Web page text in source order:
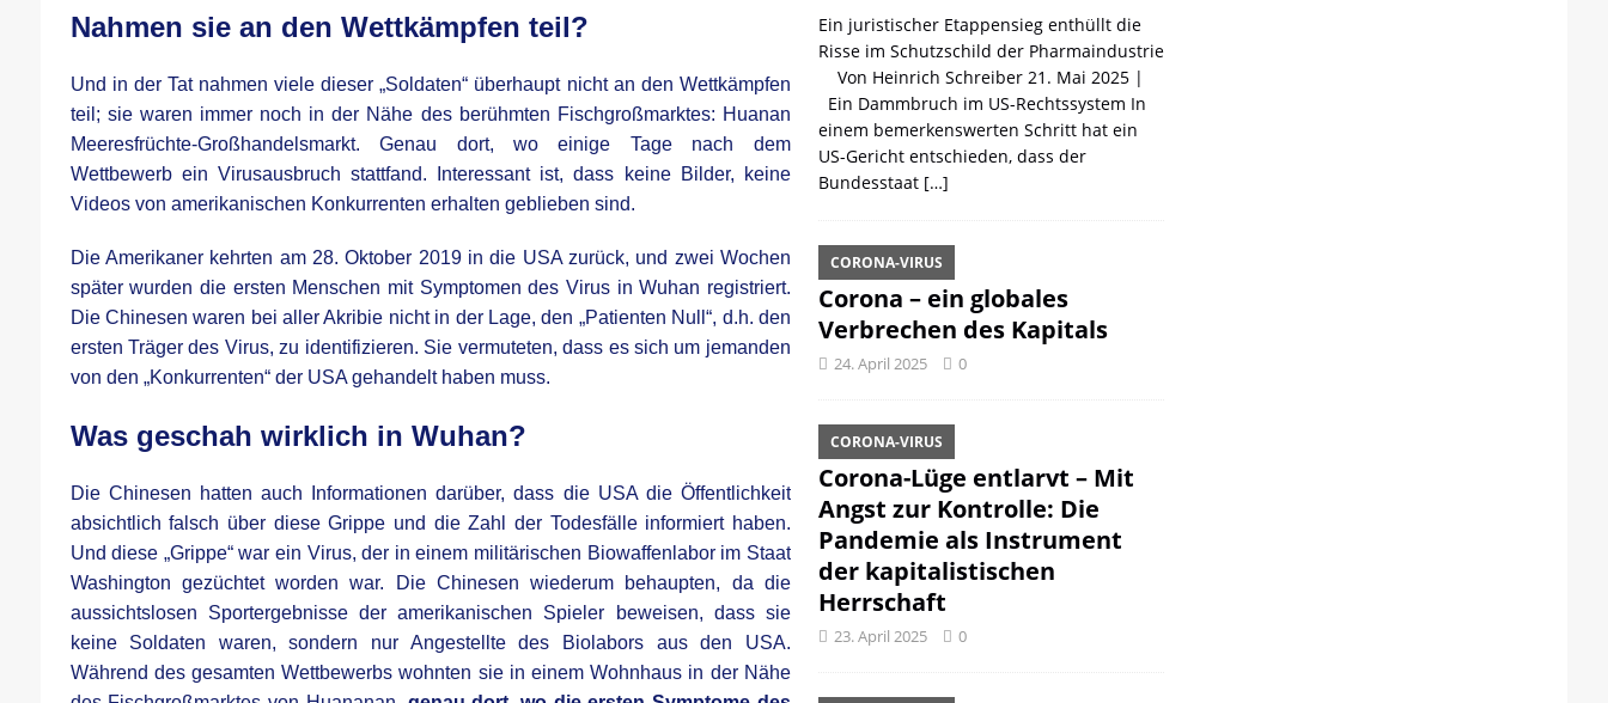
Nahmen sie an den Wettkämpfen teil?
Und in der Tat nahmen viele dieser „Soldaten“ überhaupt nicht an den Wettkämpfen
teil; sie waren immer noch in der Nähe des berühmten Fischgroßmarktes: Huanan
Meeresfrüchte-Großhandelsmarkt. Genau dort, wo einige Tage nach dem
Wettbewerb ein Virusausbruch stattfand. Interessant ist, dass keine Bilder, keine
Videos von amerikanischen Konkurrenten erhalten geblieben sind.
Die Amerikaner kehrten am 28. Oktober 2019 in die USA zurück, und zwei Wochen
später wurden die ersten Menschen mit Symptomen des Virus in Wuhan registriert.
Die Chinesen waren bei aller Akribie nicht in der Lage, den „Patienten Null“, d.h. den
ersten Träger des Virus, zu identifizieren. Sie vermuteten, dass es sich um jemanden
von den „Konkurrenten“ der USA gehandelt haben muss.
Was geschah wirklich in Wuhan?
Die Chinesen hatten auch Informationen darüber, dass die USA die Öffentlichkeit
absichtlich falsch über diese Grippe und die Zahl der Todesfälle informiert haben.
Und diese „Grippe“ war ein Virus, der in einem militärischen Biowaffenlabor im Staat
Washington gezüchtet worden war. Die Chinesen wiederum behaupten, da die
aussichtslosen Sportergebnisse der amerikanischen Spieler beweisen, dass sie
keine Soldaten waren, sondern nur Angestellte des Biolabors aus den USA.
Während des gesamten Wettbewerbs wohnten sie in einem Wohnhaus in der Nähe
Ein juristischer Etappensieg enthüllt die
Risse im Schutzschild der Pharmaindustrie
Von Heinrich Schreiber 21. Mai 2025 |
Ein Dammbruch im US-Rechtssystem In
einem bemerkenswerten Schritt hat ein
US-Gericht entschieden, dass der
Bundesstaat […]
Corona – ein globales
Verbrechen des Kapitals
CORONA-VIRUS
24. April 2025 0
Corona-Lüge entlarvt – Mit
Angst zur Kontrolle: Die
Pandemie als Instrument
der kapitalistischen
Herrschaft
CORONA-VIRUS
23. April 2025 0